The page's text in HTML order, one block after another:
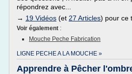
répondrez avec...
→ 19 Vidéos (et 27 Articles) pour ce
Voir également :
Mouche Peche Fabrication
LIGNE PECHE A LA MOUCHE »
Apprendre à Pêcher